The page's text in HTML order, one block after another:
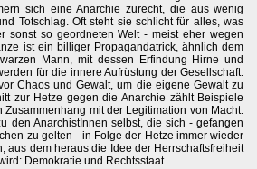
sich eine Anarchie zurecht, die aus wenig
Totschlag. Oft steht sie schlicht für alles, was
sonst so geordneten Welt - meist eher wegen
ist ein billiger Propagandatrick, ähnlich dem
Mann, mit dessen Erfindung Hirne und
für die innere Aufrüstung der Gesellschaft.
Chaos und Gewalt, um die eigene Gewalt zu
zur Hetze gegen die Anarchie zählt Beispiele
mit der Legitimation von Macht.
den AnarchistInnen selbst, die sich - gefangen
zu gelten - in Folge der Hetze immer wieder
aus dem heraus die Idee der Herrschaftsfreiheit
Demokratie und Rechtsstaat.